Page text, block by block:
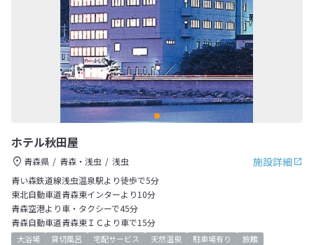
ホテル秋田屋
施設詳細
青森県 青森・浅虫
浅虫
青い森鉄道線浅虫温泉駅より徒歩で5分
東北自動車道青森東インターより10分
青森空港より車・タクシーで45分
青森自動車道青森東ＩＣより車で15分
大浴場 貸切風呂 宅配サービス 天然温泉 駐車場有り
旅館